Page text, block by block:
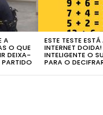
A
O QUE
DEIXA-
ESTE TESTE
INTERNET DOIDA!
INTELIGENTE O
PARA O